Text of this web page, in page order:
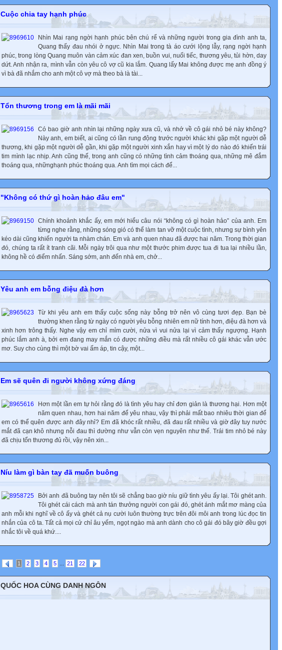
Cuộc chia tay hạnh phúc
Nhìn Mai rạng ngời hạnh phúc bên chú rể và những người trong gia đình anh ta,
Quang thấy đau nhói ở ngực. Nhìn Mai trong tà áo cưới lộng lẫy, rạng ngời hạnh
phúc, trong lòng Quang muôn vàn cảm xúc đan xen, buồn vui, nuối tiếc, thương yêu, tủi hờn, day
dứt. Anh nhận ra, mình vẫn còn yêu cô vợ cũ kia lắm. Quang lấy Mai không được mẹ anh đồng ý
vì bà đã nhắm cho anh một cô vợ mà theo bà là tài...
Tổn thương trong em là mãi mãi
Có bao giờ anh nhìn lại những ngày xưa cũ, và nhớ về cô gái nhỏ bé này không?
Này anh, em biết, ai cũng có lần rung động trước người khác khi gặp một người dễ
thương, khi gặp một người dễ gần, khi gặp một người xinh xắn hay vì một lý do nào đó khiến trái
tim mình lạc nhịp. Anh cũng thế, trong anh cũng có những tình cảm thoáng qua, những mê đắm
thoáng qua, nhữnghạnh phúc thoáng qua. Anh tìm mọi cách để...
"Không có thứ gì hoàn hảo đâu em"
Chính khoảnh khắc ấy, em mới hiểu câu nói “không có gì hoàn hảo” của anh. Em
từng nghe rằng, những sóng gió có thể làm tan vỡ một cuộc tình, nhưng sự bình yên
kéo dài cũng khiến người ta nhàm chán. Em và anh quen nhau đã được hai năm. Trong thời gian
đó, chúng ta rất ít tranh cãi. Mỗi ngày trôi qua như một thước phim được tua đi tua lại nhiều lần,
không hề có điểm nhấn. Sáng sớm, anh đến nhà em, chở...
Yêu anh em bỗng điệu đà hơn
Từ khi yêu anh em thấy cuộc sống này bỗng trở nên vô cùng tươi đẹp. Bạn bè
thường khen rằng từ ngày có người yêu bỗng nhiên em nữ tính hơn, điệu đà hơn và
xinh hơn trông thấy. Nghe vậy em chỉ mỉm cười, nửa vì vui nửa lại vì cảm thấy ngượng. Hạnh
phúc lắm anh à, bởi em đang may mắn có được những điều mà rất nhiều cô gái khác vẫn ước
mơ. Suy cho cùng thì một bờ vai ấm áp, tin cậy, một...
Em sẽ quên đi người không xứng đáng
Hơn một lần em tự hỏi rằng đó là tình yêu hay chỉ đơn giản là thương hại. Hơn một
năm quen nhau, hơn hai năm để yêu nhau, vậy thì phải mất bao nhiêu thời gian để
em có thể quên được anh đây nhỉ? Em đã khóc rất nhiều, đã đau rất nhiều và giờ đây tuy nước
mắt đã cạn khô nhưng nỗi đau thì dường như vẫn còn vẹn nguyên như thế. Trái tim nhỏ bé này
đã chịu tổn thương đủ rồi, vậy nên xin...
Níu làm gì bàn tay đã muốn buông
Bởi anh đã buông tay nên tôi sẽ chẳng bao giờ níu giữ tình yêu ấy lại. Tôi ghét anh.
Tôi ghét cái cách mà anh tán thưởng người con gái đó, ghét ánh mắt mơ màng của
anh mỗi khi nghĩ về cô ấy và ghét cả nụ cười luôn thường trực trên đôi môi anh trong lúc đọc tin
nhắn của cô ta. Tất cả mọi cử chỉ âu yếm, ngọt ngào mà anh dành cho cô gái đó bây giờ đều gợi
nhắc tôi về quá khứ....
1 2 3 4 5 ... 21 22
QUỐC HOA CÙNG DANH NGÔN